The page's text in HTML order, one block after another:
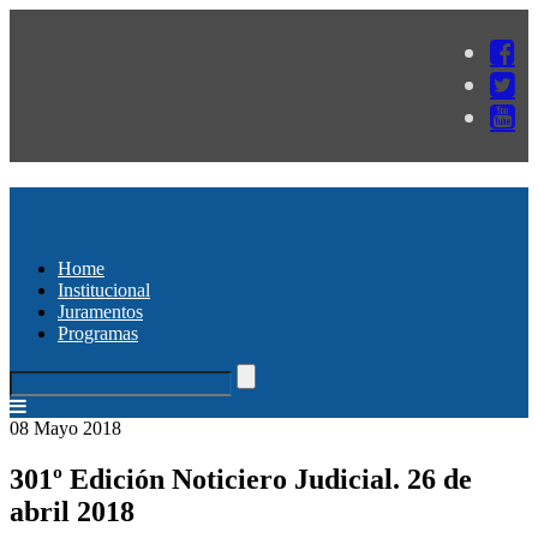
Home
Institucional
Juramentos
Programas
08 Mayo 2018
301º Edición Noticiero Judicial. 26 de
abril 2018